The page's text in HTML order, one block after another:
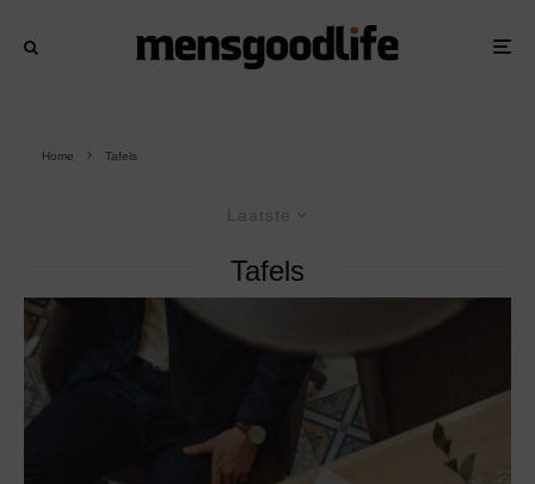
Home Tafels
Laatste
Tafels